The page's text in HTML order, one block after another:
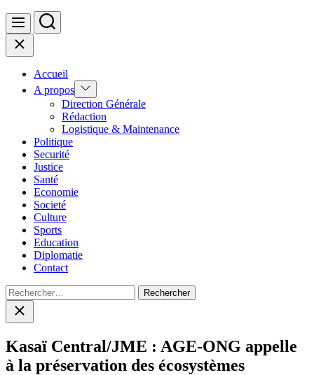
Menu Search
Close
Accueil
A propos Show
sub
menu
Direction Générale
Rédaction
Logistique & Maintenance
Politique
Securité
Justice
Santé
Economie
Societé
Culture
Sports
Education
Diplomatie
Contact
Rechercher :
Close
search
Kasaï Central/JME : AGE-ONG appelle
à la préservation des écosystèmes